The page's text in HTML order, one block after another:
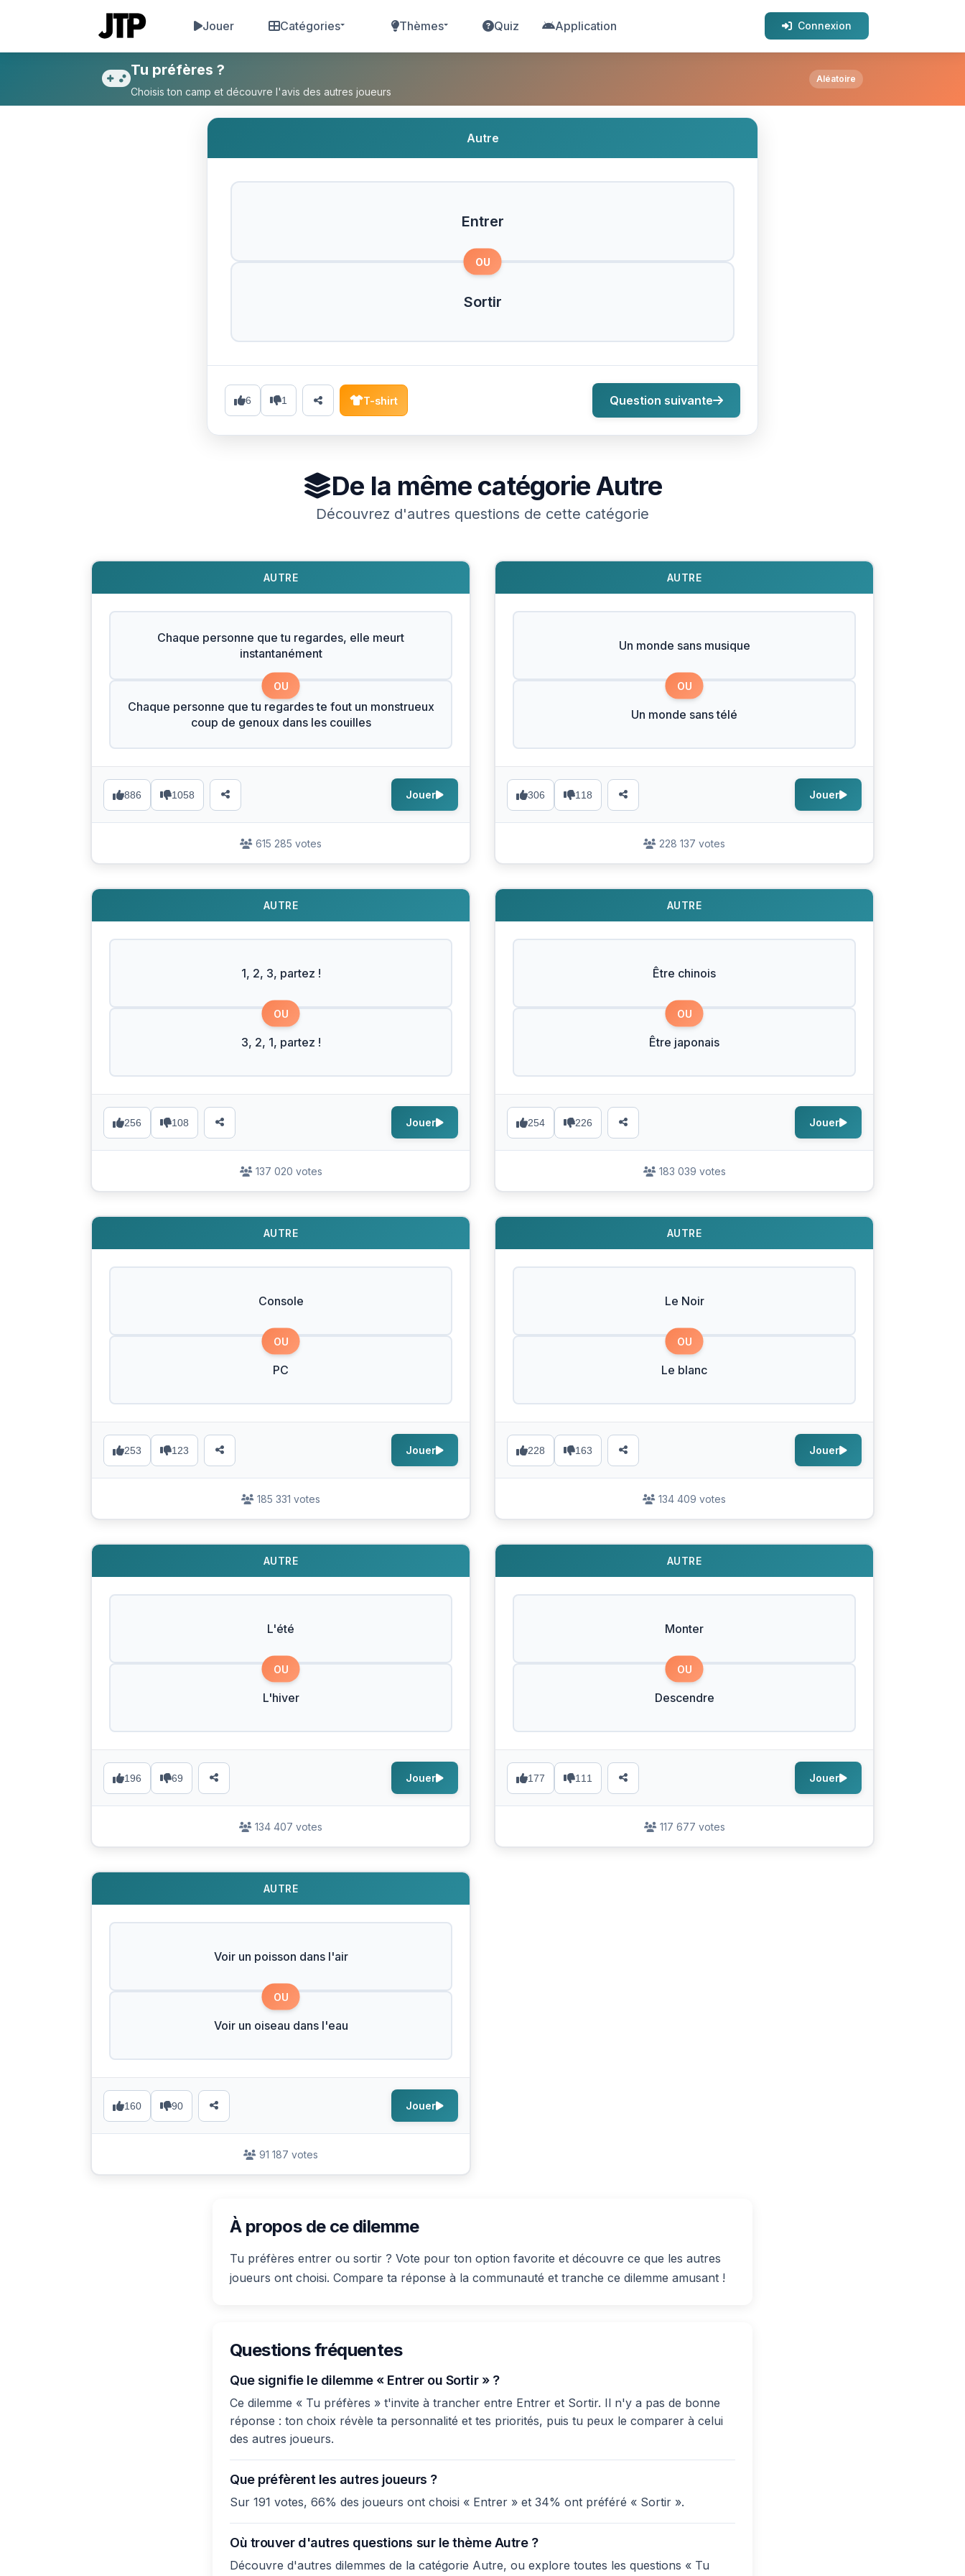
Jouer Catégories Thèmes Quiz Application Connexion
Tu préfères Entrer ou Sortir ?
Tu préfères ?
Choisis ton camp et découvre l'avis des autres joueurs
Aléatoire
Autre
Entrer
OU
Sortir
6 1 T-shirt Question suivante
De la même catégorieAutre
Découvrez d'autres questions de cette catégorie
AUTRE
Chaque personne que tu regardes, elle meurt
instantanément
OU
Chaque personne que tu regardes te fout un monstrueux
coup de genoux dans les couilles
886 1058 Jouer
615 285 votes
AUTRE
Un monde sans musique
OU
Un monde sans télé
306 118 Jouer
228 137 votes
AUTRE
1, 2, 3, partez !
OU
3, 2, 1, partez !
256 108 Jouer
137 020 votes
AUTRE
Être chinois
OU
Être japonais
254 226 Jouer
183 039 votes
AUTRE
Console
OU
PC
253 123 Jouer
185 331 votes
AUTRE
Le Noir
OU
Le blanc
228 163 Jouer
134 409 votes
AUTRE
L'été
OU
L'hiver
196 69 Jouer
134 407 votes
AUTRE
Monter
OU
Descendre
177 111 Jouer
117 677 votes
AUTRE
Voir un poisson dans l'air
OU
Voir un oiseau dans l'eau
160 90 Jouer
91 187 votes
À propos de ce dilemme
Tu préfères entrer ou sortir ? Vote pour ton option favorite et découvre ce que les autres
joueurs ont choisi. Compare ta réponse à la communauté et tranche ce dilemme amusant !
Questions fréquentes
Que signifie le dilemme « Entrer ou Sortir » ?
Ce dilemme « Tu préfères » t'invite à trancher entre Entrer et Sortir. Il n'y a pas de bonne
réponse : ton choix révèle ta personnalité et tes priorités, puis tu peux le comparer à celui
des autres joueurs.
Que préfèrent les autres joueurs ?
Sur 191 votes, 66% des joueurs ont choisi « Entrer » et 34% ont préféré « Sortir ».
Où trouver d'autres questions sur le thème Autre ?
Découvre d'autres dilemmes de la catégorie Autre, ou explore toutes les questions « Tu